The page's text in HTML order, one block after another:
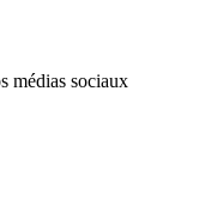
médias sociaux